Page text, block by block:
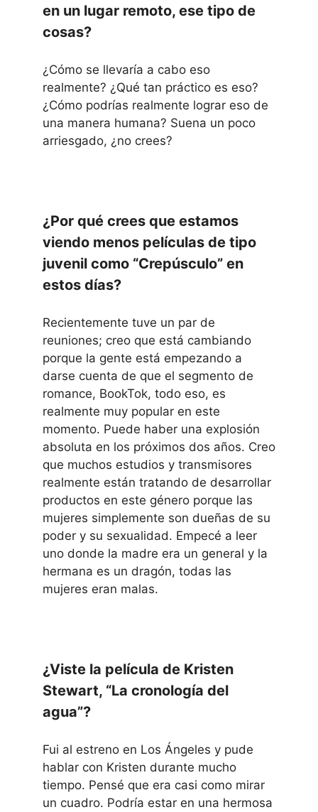
en un lugar remoto, ese tipo de
cosas?
¿Cómo se llevaría a cabo eso
realmente? ¿Qué tan práctico es eso?
¿Cómo podrías realmente lograr eso de
una manera humana? Suena un poco
arriesgado, ¿no crees?
¿Por qué crees que estamos
viendo menos películas de tipo
juvenil como “Crepúsculo” en
estos días?
Recientemente tuve un par de
reuniones; creo que está cambiando
porque la gente está empezando a
darse cuenta de que el segmento de
romance, BookTok, todo eso, es
realmente muy popular en este
momento. Puede haber una explosión
absoluta en los próximos dos años. Creo
que muchos estudios y transmisores
realmente están tratando de desarrollar
productos en este género porque las
mujeres simplemente son dueñas de su
poder y su sexualidad. Empecé a leer
uno donde la madre era un general y la
hermana es un dragón, todas las
mujeres eran malas.
¿Viste la película de Kristen
Stewart, “La cronología del
agua”?
Fui al estreno en Los Ángeles y pude
hablar con Kristen durante mucho
tiempo. Pensé que era casi como mirar
un cuadro. Podría estar en una hermosa